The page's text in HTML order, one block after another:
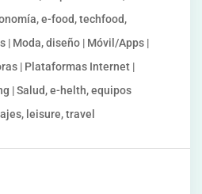
e-food, techfood,
| Moda, diseño | Móvil/Apps |
| Plataformas Internet |
| Salud, e-helth, equipos
leisure, travel